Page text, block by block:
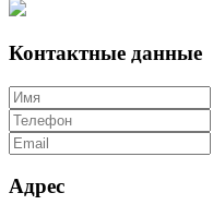
Контактные данные
Адрес